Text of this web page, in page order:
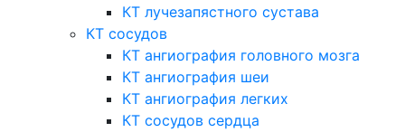
КТ лучезапястного сустава
КТ сосудов
КТ ангиография головного мозга
КТ ангиография шеи
КТ ангиография легких
КТ сосудов сердца